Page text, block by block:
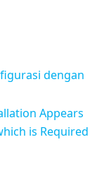
dengan
Appears
is Required